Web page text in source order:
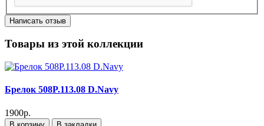
Написать отзыв
Товары из этой коллекции
Брелок 508P.113.08 D.Navy
1900р.